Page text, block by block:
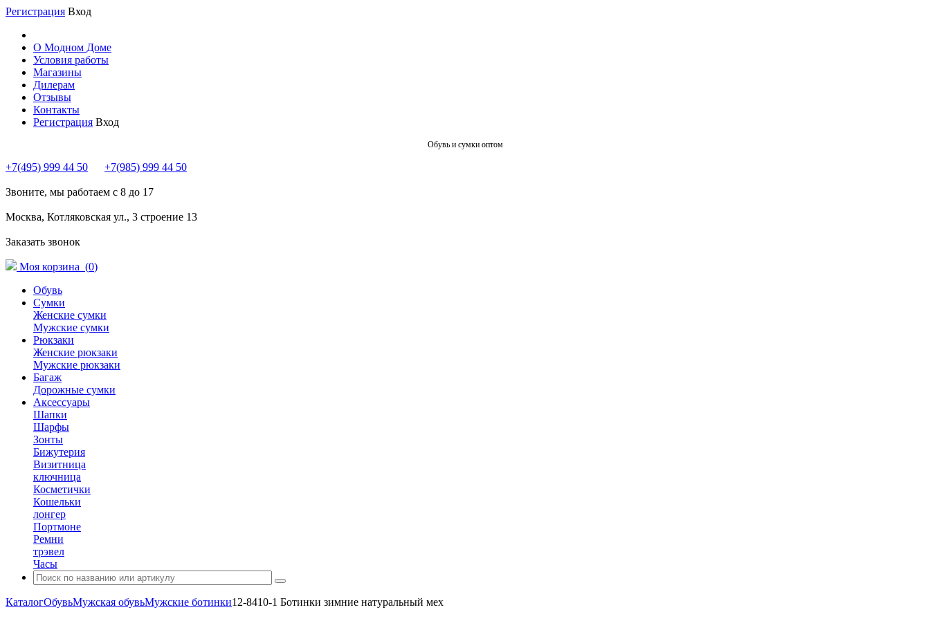
Регистрация Вход
О Модном Доме
Условия работы
Магазины
Дилерам
Отзывы
Контакты
Регистрация Вход
Обувь и сумки оптом
+7(495) 999 44 50 +7(985) 999 44 50
Звоните, мы работаем с 8 до 17
Москва, Котляковская ул., 3 строение 13
Заказать звонок
Моя корзина (0)
Обувь
Сумки
Женские сумки
Мужские сумки
Рюкзаки
Женские рюкзаки
Мужские рюкзаки
Багаж
Дорожные сумки
Аксессуары
Шапки
Шарфы
Зонты
Бижутерия
Визитница
ключница
Косметички
Кошельки
лонгер
Портмоне
Ремни
трэвел
Часы
КаталогОбувьМужская обувьМужские ботинки12-8410-1 Ботинки зимние натуральный мех